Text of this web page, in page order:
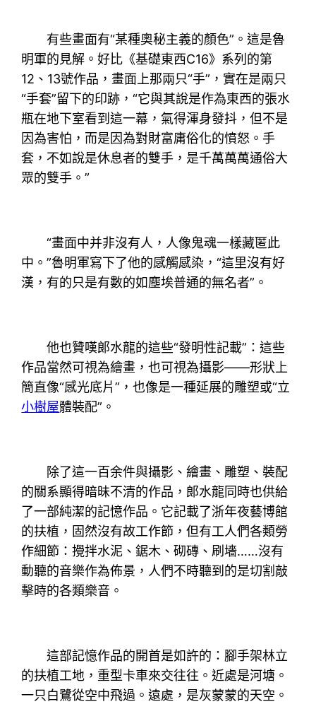
有些畫面有“某種奧秘主義的顏色”。這是魯
明軍的見解。好比《基礎東西C16》系列的第
12、13號作品，畫面上那兩只“手”，實在是兩只
“手套”留下的印跡，“它與其說是作為東西的張水
瓶在地下室看到這一幕，氣得渾身發抖，但不是
因為害怕，而是因為對財富庸俗化的憤怒。手
套，不如說是休息者的雙手，是千萬萬萬通俗大
眾的雙手。”
“畫面中并非沒有人，人像鬼魂一樣藏匿此
中。”魯明軍寫下了他的感觸感染，“這里沒有好
漢，有的只是有數的如塵埃普通的無名者”。
他也贊嘆郞水龍的這些“發明性記載”：這些
作品當然可視為繪畫，也可視為攝影——形狀上
簡直像“感光底片”，也像是一種延展的雕塑或“立
小樹屋體裝配”。
除了這一百余件與攝影、繪畫、雕塑、裝配
的關系顯得暗昧不清的作品，郞水龍同時也供給
了一部純潔的記憶作品。它記載了浙年夜藝博館
的扶植，固然沒有故工作節，但有工人們各類勞
作細節：攪拌水泥、鋸木、砌磚、刷墻……沒有
動聽的音樂作為佈景，人們不時聽到的是切割敲
擊時的各類樂音。
這部記憶作品的開首是如許的：腳手架林立
的扶植工地，重型卡車來交往往。近處是河塘。
一只白鷺從空中飛過。遠處，是灰蒙蒙的天空。